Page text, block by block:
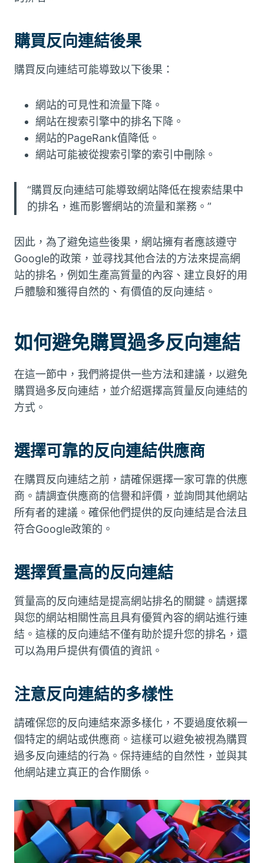
購買反向連結後果
購買反向連結可能導致以下後果：
網站的可見性和流量下降。
網站在搜索引擎中的排名下降。
網站的PageRank值降低。
網站可能被從搜索引擎的索引中刪除。
“購買反向連結可能導致網站降低在搜索結果中
的排名，進而影響網站的流量和業務。”
因此，為了避免這些後果，網站擁有者應該遵守
Google的政策，並尋找其他合法的方法來提高網
站的排名，例如生產高質量的內容、建立良好的用
戶體驗和獲得自然的、有價值的反向連結。
如何避免購買過多反向連結
在這一節中，我們將提供一些方法和建議，以避免
購買過多反向連結，並介紹選擇高質量反向連結的
方式。
選擇可靠的反向連結供應商
在購買反向連結之前，請確保選擇一家可靠的供應
商。請調查供應商的信譽和評價，並詢問其他網站
所有者的建議。確保他們提供的反向連結是合法且
符合Google政策的。
選擇質量高的反向連結
質量高的反向連結是提高網站排名的關鍵。請選擇
與您的網站相關性高且具有優質內容的網站進行連
結。這樣的反向連結不僅有助於提升您的排名，還
可以為用戶提供有價值的資訊。
注意反向連結的多樣性
請確保您的反向連結來源多樣化，不要過度依賴一
個特定的網站或供應商。這樣可以避免被視為購買
過多反向連結的行為。保持連結的自然性，並與其
他網站建立真正的合作關係。